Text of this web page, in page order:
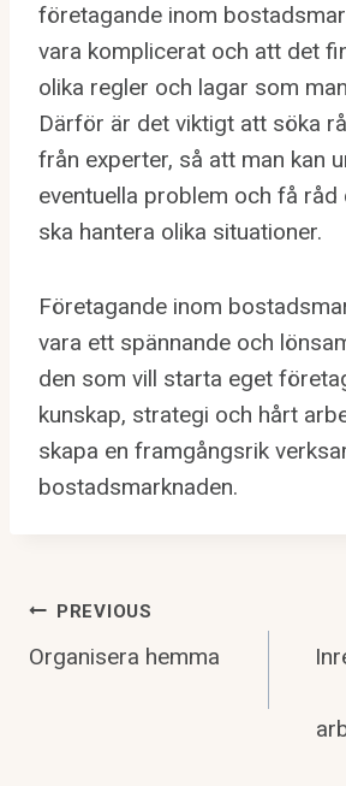
företagande inom
vara komplicerat och att det
olika regler och lagar som
Därför är det viktigt att söka
från experter, så att man kan
eventuella problem och få råd
ska hantera olika situationer.
Företagande inom
vara ett spännande och
den som vill starta eget
kunskap, strategi och hårt
skapa en framgångsrik
bostadsmarknaden.
Post
PREVIOUS
Organisera hemma